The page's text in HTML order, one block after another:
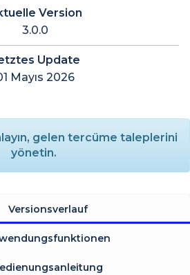
Version
3.0.0
Update
Mayıs 2026
gelen tercüme taleplerini
yönetin.
Versionsverlauf